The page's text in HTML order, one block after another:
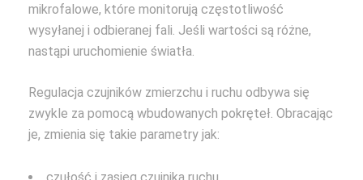
mikrofalowe, które monitorują częstotliwość
wysyłanej i odbieranej fali. Jeśli wartości są różne,
nastąpi uruchomienie światła.
Regulacja czujników zmierzchu i ruchu odbywa się
zwykle za pomocą wbudowanych pokręteł. Obracając
je, zmienia się takie parametry jak:
czułość i zasięg czujnika ruchu,